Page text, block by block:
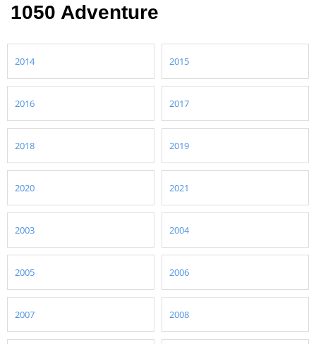
1050 Adventure
2014 2015
2016 2017
2018 2019
2020 2021
2003 2004
2005 2006
2007 2008